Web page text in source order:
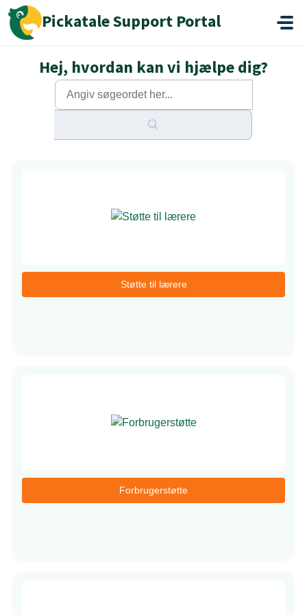
Gå til hovedindhold
Pickatale Support Portal
Hej, hvordan kan vi hjælpe dig?
Støtte til lærere
Forbrugerstøtte